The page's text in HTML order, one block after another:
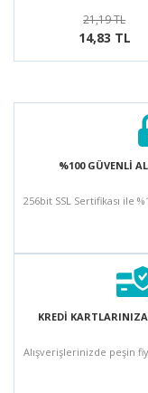
21,19 TL
14,83 TL
%100 GÜVENLİ
256bit SSL Sertifikası ile
KREDİ
Alışverişlerinizde peşin